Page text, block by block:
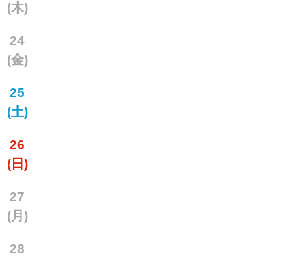
(木)
24
(金)
25
(土)
26
(日)
27
(月)
28